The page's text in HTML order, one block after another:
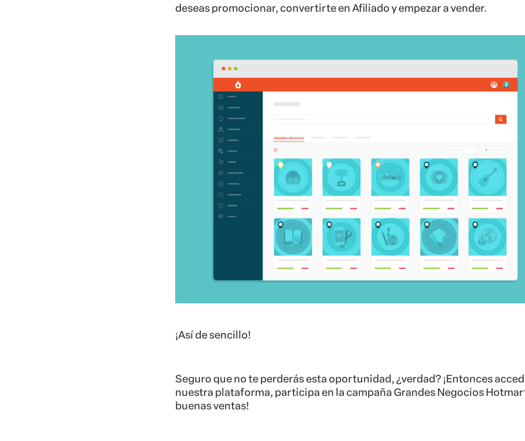
deseas promocionar, convertirte en Afiliado y empezar a vender.
¡Así de sencillo!
Seguro que no te perderás esta oportunidad, ¿verdad? ¡Entonces
nuestra plataforma, participa en la campaña Grandes Negocios
buenas ventas!